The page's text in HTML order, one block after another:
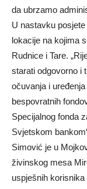
da ubrzamo
U nastavku
lokacije na kojima
Rudnice i Tare.
starati odgovorno i
očuvanja i
bespovratnih
Specijalnog fonda
Svjetskom
Simović je u
živinskog mesa
uspješnih